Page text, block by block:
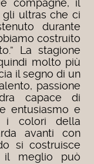
compagne, il
ultras che ci
durante
costruito
La stagione
molto più
il segno di un
passione
capace di
entusiasmo e
i colori della
avanti con
si costruisce
il meglio può